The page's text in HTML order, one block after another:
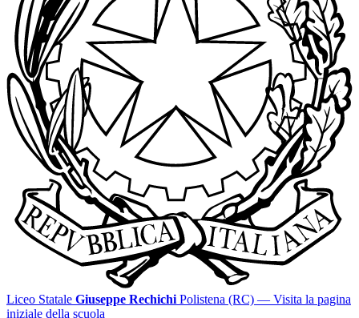
Liceo Statale Giuseppe Rechichi Polistena (RC) — Visita la pagina
iniziale della scuola